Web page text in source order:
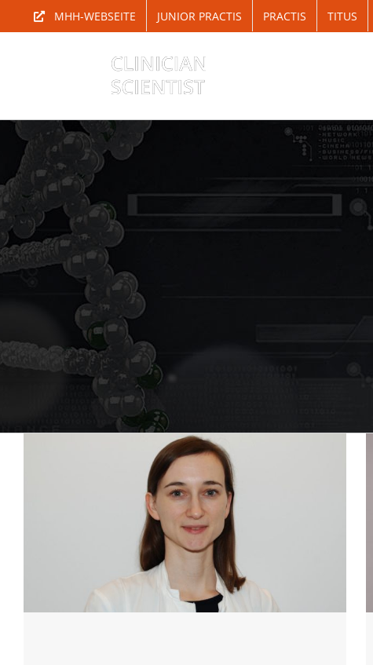
Inhalt
MHH-WEBSEITE JUNIOR PRACTIS PRACTIS TITUS